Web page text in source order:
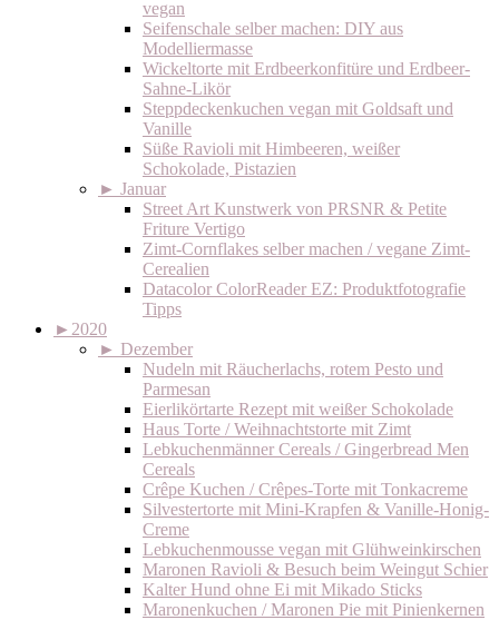
vegan
Seifenschale selber machen: DIY aus
Modelliermasse
Wickeltorte mit Erdbeerkonfitüre und Erdbeer-
Sahne-Likör
Steppdeckenkuchen vegan mit Goldsaft und
Vanille
Süße Ravioli mit Himbeeren, weißer
Schokolade, Pistazien
► Januar
Street Art Kunstwerk von PRSNR & Petite
Friture Vertigo
Zimt-Cornflakes selber machen / vegane Zimt-
Cerealien
Datacolor ColorReader EZ: Produktfotografie
Tipps
► 2020
► Dezember
Nudeln mit Räucherlachs, rotem Pesto und
Parmesan
Eierlikörtarte Rezept mit weißer Schokolade
Haus Torte / Weihnachtstorte mit Zimt
Lebkuchenmänner Cereals / Gingerbread Men
Cereals
Crêpe Kuchen / Crêpes-Torte mit Tonkacreme
Silvestertorte mit Mini-Krapfen & Vanille-Honig-
Creme
Lebkuchenmousse vegan mit Glühweinkirschen
Maronen Ravioli & Besuch beim Weingut Schier
Kalter Hund ohne Ei mit Mikado Sticks
Maronenkuchen / Maronen Pie mit Pinienkernen